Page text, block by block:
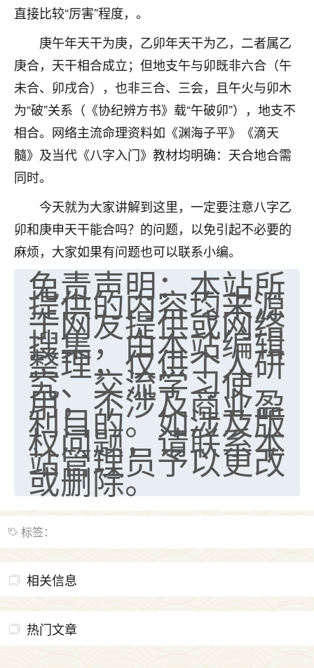
直接比较“厉害”程度，。
庚午年天干为庚，乙卯年天干为乙，二者属乙
庚合，天干相合成立；但地支午与卯既非六合（午
未合、卯戌合），也非三合、三会，且午火与卯木
为“破”关系（《协纪辨方书》载“午破卯”），地支不
相合。网络主流命理资料如《渊海子平》《滴天
髓》及当代《八字入门》教材均明确：天合地合需
同时。
今天就为大家讲解到这里，一定要注意八字乙
卯和庚申天干能合吗？的问题，以免引起不必要的
麻烦，大家如果有问题也可以联系小编。
免责声明：本站所
提供的内容均来源
于网友提供或网络
搜集，由本站编辑
整理，仅供个人研
究、交流学习使
用，不涉及商业盈
利目的。如涉及版
权问题，请联系本
站管理员予以更改
或删除。
标签：
相关信息
热门文章
老师做不做超度法事？我想给我奶奶做超度，她今年
七零老顽童：我母亲前年离世，刚开始我经常
做梦梦见她，后来也是朋友介绍，找到慧来老
师，安排了超度法事，做梦再也没有梦到过
了，一开始是半信半疑的，图个心安，给亡母
超度，现在看来，人不信也不行。
2天前 来自云南 11
老师收徒吗？？我对这些很感兴趣
2天前 来自山西 15